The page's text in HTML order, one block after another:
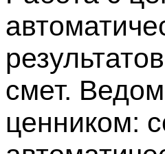
смет.
ценником: